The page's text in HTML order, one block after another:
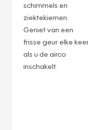
schimmels en
ziektekiemen.
Geniet van een
frisse geur elke
als u de airco
inschakelt.